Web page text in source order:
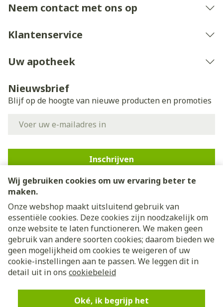
Wij gebruiken cookies om uw ervaring beter te
maken.
Onze webshop maakt uitsluitend gebruik van
essentiële cookies. Deze cookies zijn noodzakelijk om
onze website te laten functioneren. We maken geen
gebruik van andere soorten cookies; daarom bieden we
geen mogelijkheid om cookies te weigeren of uw
cookie-instellingen aan te passen. We leggen dit in
detail uit in ons cookiebeleid
Oké, ik begrijp het
Neem contact met ons op
Klantenservice
Uw apotheek
Nieuwsbrief
Blijf op de hoogte van nieuwe producten en promoties
Inschrijven
Door op inschrijven te klikken, schrijft u zich in voor onze
nieuwsbrief en gaat u akkoord met onze
Juridische links